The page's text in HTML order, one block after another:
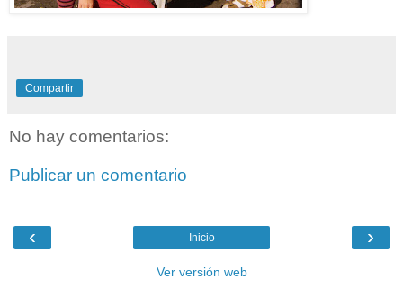
Compartir
No hay comentarios:
Publicar un comentario
‹ ›
Inicio
Ver versión web